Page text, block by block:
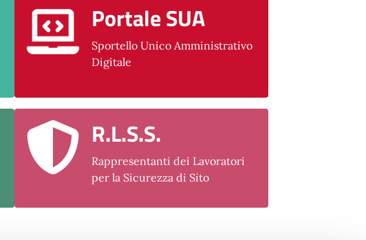
Portale SUA
Sportello Unico Amministrativo
Digitale
R.L.S.S.
Rappresentanti dei Lavoratori
per la Sicurezza di Sito